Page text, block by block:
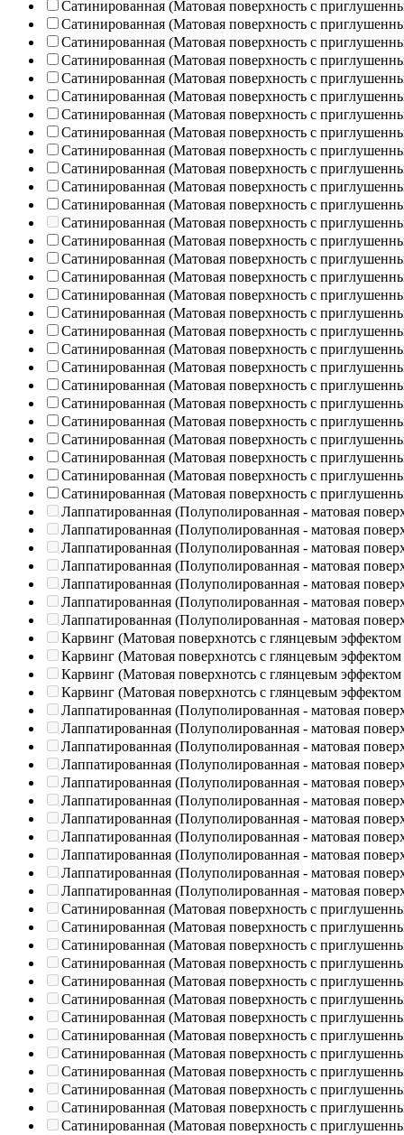
Сатинированная (Матовая поверхность с
Сатинированная (Матовая поверхность с
Сатинированная (Матовая поверхность с
Сатинированная (Матовая поверхность с
Сатинированная (Матовая поверхность с
Сатинированная (Матовая поверхность с
Сатинированная (Матовая поверхность с
Сатинированная (Матовая поверхность с
Сатинированная (Матовая поверхность с
Сатинированная (Матовая поверхность с
Сатинированная (Матовая поверхность с
Сатинированная (Матовая поверхность с
Сатинированная (Матовая поверхность с
Сатинированная (Матовая поверхность с
Сатинированная (Матовая поверхность с
Сатинированная (Матовая поверхность с
Сатинированная (Матовая поверхность с
Сатинированная (Матовая поверхность с
Сатинированная (Матовая поверхность с
Сатинированная (Матовая поверхность с
Сатинированная (Матовая поверхность с
Сатинированная (Матовая поверхность с
Сатинированная (Матовая поверхность с
Сатинированная (Матовая поверхность с
Сатинированная (Матовая поверхность с
Сатинированная (Матовая поверхность с
Сатинированная (Матовая поверхность с
Сатинированная (Матовая поверхность с
Лаппатированная (Полуполированная - матовая
Лаппатированная (Полуполированная - матовая
Лаппатированная (Полуполированная - матовая
Лаппатированная (Полуполированная - матовая
Лаппатированная (Полуполированная - матовая
Лаппатированная (Полуполированная - матовая
Лаппатированная (Полуполированная - матовая
Карвинг (Матовая поверхнотсь с глянцевым эффектом
Карвинг (Матовая поверхнотсь с глянцевым эффектом
Карвинг (Матовая поверхнотсь с глянцевым эффектом
Карвинг (Матовая поверхнотсь с глянцевым эффектом
Лаппатированная (Полуполированная - матовая
Лаппатированная (Полуполированная - матовая
Лаппатированная (Полуполированная - матовая
Лаппатированная (Полуполированная - матовая
Лаппатированная (Полуполированная - матовая
Лаппатированная (Полуполированная - матовая
Лаппатированная (Полуполированная - матовая
Лаппатированная (Полуполированная - матовая
Лаппатированная (Полуполированная - матовая
Лаппатированная (Полуполированная - матовая
Лаппатированная (Полуполированная - матовая
Сатинированная (Матовая поверхность с
Сатинированная (Матовая поверхность с
Сатинированная (Матовая поверхность с
Сатинированная (Матовая поверхность с
Сатинированная (Матовая поверхность с
Сатинированная (Матовая поверхность с
Сатинированная (Матовая поверхность с
Сатинированная (Матовая поверхность с
Сатинированная (Матовая поверхность с
Сатинированная (Матовая поверхность с
Сатинированная (Матовая поверхность с
Сатинированная (Матовая поверхность с
Сатинированная (Матовая поверхность с